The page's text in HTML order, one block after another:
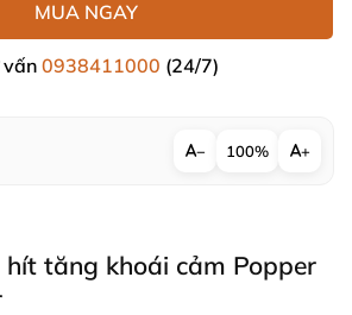
MUA NGAY
vấn0938411000 (24/7)
− 100% +
hít tăng khoái cảm Popper